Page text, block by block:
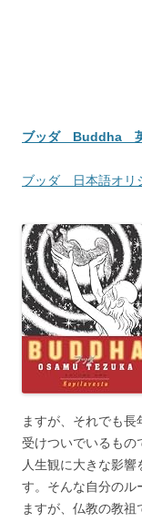
ブッダ Buddha 英
ブッダ 日本語オリ
ますが、それでも
受けついでいるもの
人生観に大きな影響
す。そんな自分のル
ますが、仏教の教